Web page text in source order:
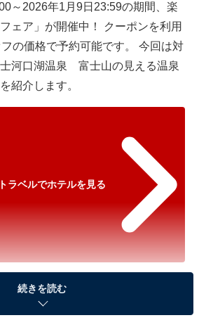
～2026年1月9日23:59の期間、楽
ェア」が開催中！ クーポンを利用
の価格で予約可能です。 今回は対
河口湖温泉 富士山の見える温泉
紹介します。
ラベルでホテルを見る
2026年1月8日21時現在のもので
の場合もあります。
続きを読む